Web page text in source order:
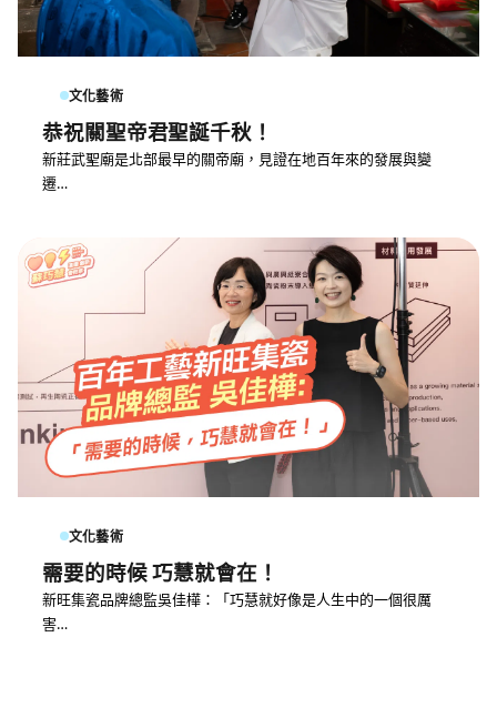
文化藝術
恭祝關聖帝君聖誕千秋！
新莊武聖廟是北部最早的關帝廟，見證在地百年來的發展與變
遷…
文化藝術
需要的時候 巧慧就會在！
新旺集瓷品牌總監吳佳樺：「巧慧就好像是人生中的一個很厲
害…